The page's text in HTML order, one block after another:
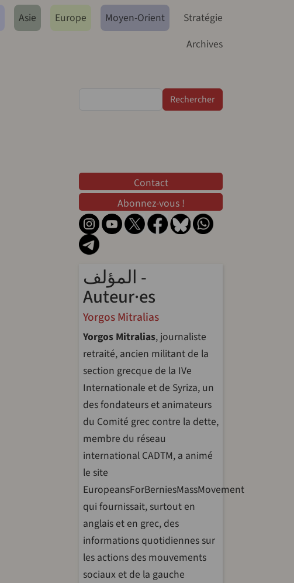
Asie Europe Moyen-Orient
Stratégie
Archives
Contact
Abonnez-vous !
المؤلف -
Auteur·es
Yorgos Mitralias
Yorgos Mitralias, journaliste
retraité, ancien militant de la
section grecque de la IVe
Internationale et de Syriza, un
des fondateurs et animateurs
du Comité grec contre la dette,
membre du réseau
international CADTM, a animé
le site
EuropeansForBerniesMassMovement
qui fournissait, surtout en
anglais et en grec, des
informations quotidiennes sur
les actions des mouvements
sociaux et de la gauche